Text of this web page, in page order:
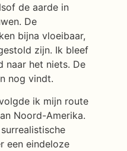
de aarde in
De
bijna vloeibaar,
zijn. Ik bleef
naar het niets. De
nog vindt.
ik mijn route
Noord-Amerika.
een eindeloze